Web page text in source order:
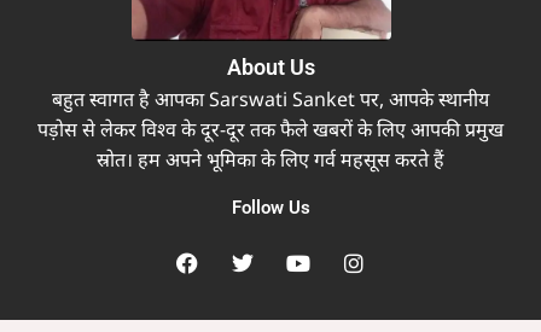
About Us
बहुत स्वागत है आपका Sarswati Sanket पर, आपके स्थानीय
पड़ोस से लेकर विश्व के दूर-दूर तक फैले खबरों के लिए आपकी प्रमुख
स्रोत। हम अपने भूमिका के लिए गर्व महसूस करते हैं
Follow Us